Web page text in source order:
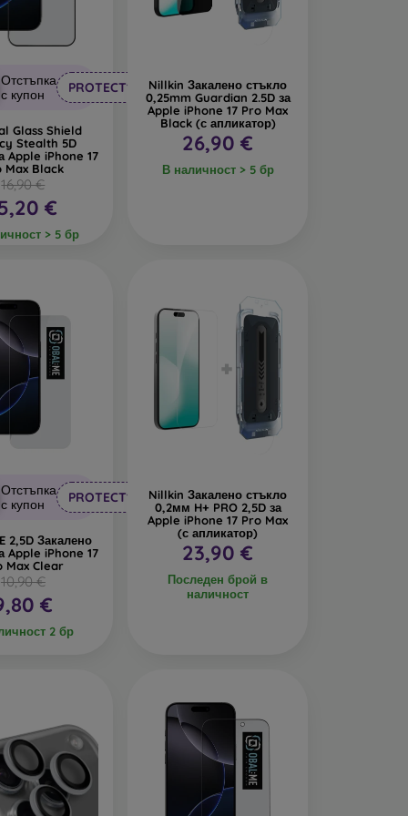
прави дисплея невидим под определен ъгъл.
количеството на синята светлина,
избора на защитно
0,2 и 0,4 мм. Върху отделните модели е
е
9H. Закаленото стъкло така издържа на
такова с
олеофобно покритие
. Това е
и петна, и се почиства лесно.
време то не е толкова популярно, защото не
при дисплеи с извити ръбове, където
може да се комбинира с всякакви видове
на защита.
винаги избирайте
богат избор
Отстъпка
с купон
PROTECT10
Glass Shield
Stealth 5D
Apple iPhone 17
Max Black
16,90 €
€
> 5 бр
Nillkin Закалено стъкло
0,25mm Guardian 2.5D за
Apple iPhone 17 Pro Max
Black (с апликатор)
26,90 €
В наличност > 5 бр
Отстъпка
с купон
PROTECT10
2,5D Закалено
Apple iPhone 17
Max Clear
10,90 €
€
2 бр
Nillkin Закалено стъкло
0,2мм H+ PRO 2,5D за
Apple iPhone 17 Pro Max
(с апликатор)
23,90 €
Последен брой в
наличност